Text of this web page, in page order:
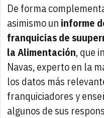
De forma
asimismo un informe
franquicias de
la Alimentación, que
Navas, experto en la
los datos más
franquiciadores y
algunos de sus